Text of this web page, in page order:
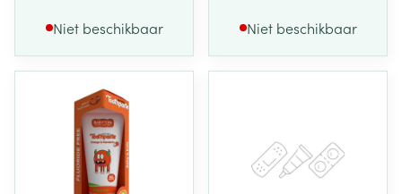
Niet beschikbaar Niet beschikbaar